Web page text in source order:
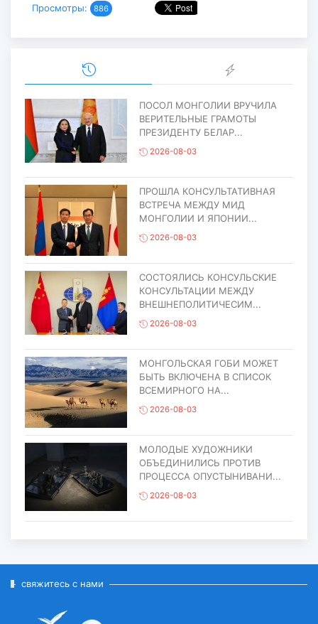
Просмотры: 886
ПОСОЛ МОНГОЛИИ ВРУЧИЛА
ВЕРИТЕЛЬНЫЕ ГРАМОТЫ
ПРЕЗИДЕНТУ БЕЛАР...
2026-08-03
ПРОШЛА КОНСУЛЬТАТИВНАЯ
ВСТРЕЧА МЕЖДУ МИД
МОНГОЛИИ И ЯПОНИИ...
2026-08-03
СОСТОЯЛИСЬ КОНСУЛЬСКИЕ
КОНСУЛЬТАЦИИ МЕЖДУ
ВНЕШНЕПОЛИТИЧЕСИМ...
2026-08-03
МОНГОЛЬСКАЯ ГОБИ МОЖЕТ
БЫТЬ ВКЛЮЧЕНА В СПИСОК
ВСЕМИРНОГО НА...
2026-08-03
МОЛОДЫЕ ХУДОЖНИКИ
ОБЪЕДИНИЛИСЬ ПРОТИВ
ПРОЦЕССА ОПУСТЫНИВАНИ...
2026-08-03
ВСЕМИРНОГО НАСЛЕД...
свяжитесь с нами